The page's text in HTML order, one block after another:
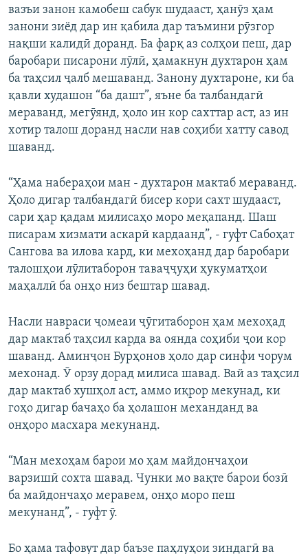
вазъи занон камобеш сабук шудааст, ҳанӯз ҳам
занони зиёд дар ин қабила дар таъмини рӯзгор
нақши калидӣ доранд. Ба фарқ аз солҳои пеш, дар
баробари писарони лӯлӣ, ҳамакнун духтарон ҳам
ба таҳсил ҷалб мешаванд. Занону духтароне, ки ба
қавли худашон “ба дашт”, яъне ба талбандагӣ
мераванд, мегӯянд, ҳоло ин кор сахттар аст, аз ин
хотир талош доранд насли нав соҳиби хатту савод
шаванд.
“Ҳама набераҳои ман - духтарон мактаб мераванд.
Ҳоло дигар талбандагӣ бисер кори сахт шудааст,
сари ҳар қадам милисаҳо моро меқапанд. Шаш
писарам хизмати аскарӣ кардаанд”, - гуфт Сабоҳат
Сангова ва илова кард, ки мехоҳанд дар баробари
талошҳои лӯлитаборон таваҷҷуҳи ҳукуматҳои
маҳаллӣ ба онҳо низ бештар шавад.
Насли навраси ҷомеаи ҷӯгитаборон ҳам мехоҳад
дар мактаб таҳсил карда ва оянда соҳиби ҷои кор
шаванд. Аминҷон Бурҳонов ҳоло дар синфи чорум
мехонад. Ӯ орзу дорад милиса шавад. Вай аз таҳсил
дар мактаб хушҳол аст, аммо иқрор мекунад, ки
гоҳо дигар бачаҳо ба ҳолашон механданд ва
онҳоро масхара мекунанд.
“Ман мехоҳам барои мо ҳам майдончаҳои
варзишӣ сохта шавад. Чунки мо вақте барои бозӣ
ба майдончаҳо меравем, онҳо моро пеш
мекунанд”, - гуфт ӯ.
Бо ҳама тафовут дар баъзе паҳлуҳои зиндагӣ ва